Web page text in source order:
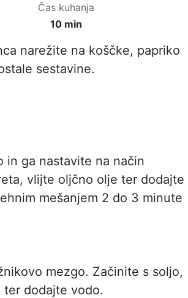
Čas kuhanja
10 min
narežite na koščke, papriko
sestavine.
in ga nastavite na način
vlijte oljčno olje ter dodajte
mešanjem 2 do 3 minute
mezgo. Začinite s soljo,
ter dodajte vodo.